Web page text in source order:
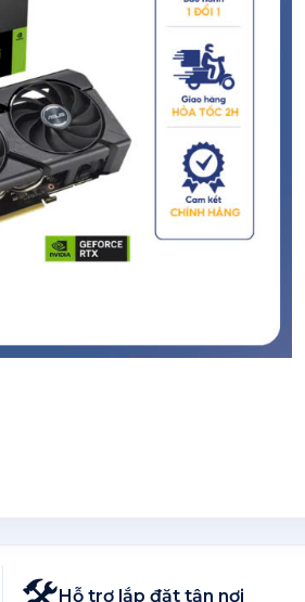
Hỗ trợ lắp đặt tận nơi